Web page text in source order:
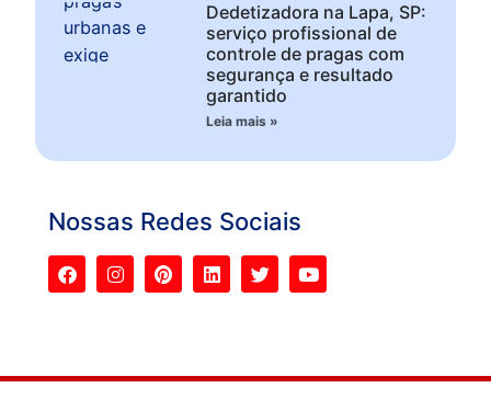
Dedetizadora na Lapa, SP:
serviço profissional de
controle de pragas com
segurança e resultado
garantido
Leia mais »
Nossas Redes Sociais